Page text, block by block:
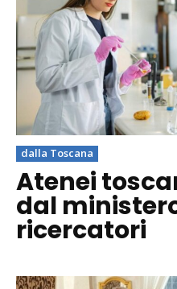
dalla Toscana
Atenei
dal
ricercatori